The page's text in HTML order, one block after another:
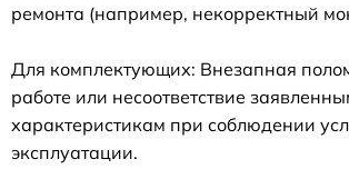
ремонта (например, некорректный
Для комплектующих: Внезапная
работе или несоответствие
характеристикам при соблюдении
эксплуатации.